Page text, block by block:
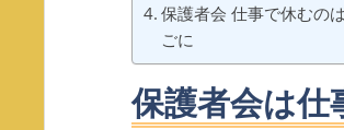
保護者会 仕事で休むの
ごに
保護者会は